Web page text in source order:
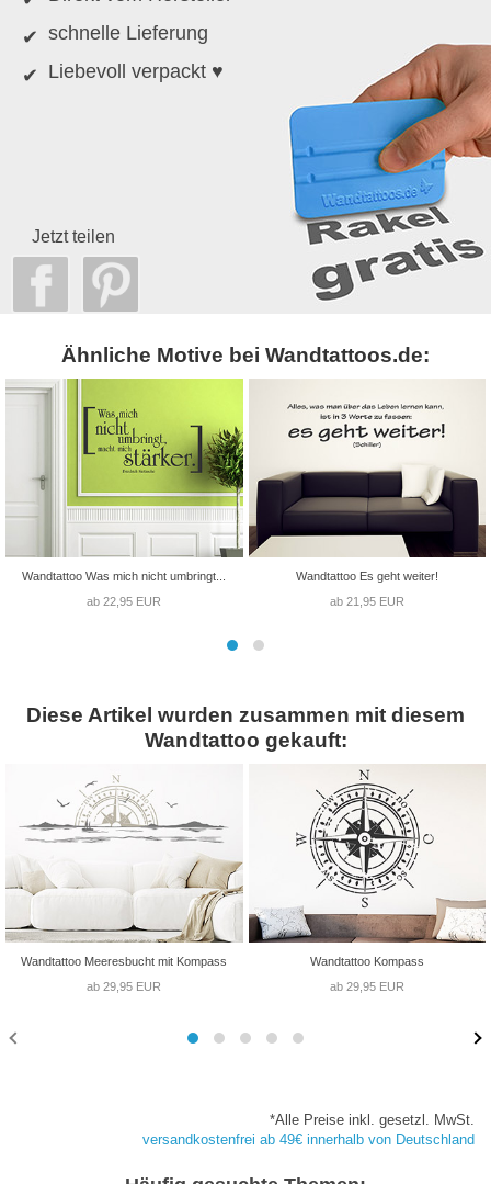
schnelle Lieferung
Liebevoll verpackt ♥
Jetzt teilen
Ähnliche Motive bei Wandtattoos.de:
Wandtattoo Was mich nicht umbringt...
ab 22,95 EUR
Wandtattoo Es geht weiter!
ab 21,95 EUR
Diese Artikel wurden zusammen mit diesem
Wandtattoo gekauft:
Wandtattoo Meeresbucht mit Kompass
ab 29,95 EUR
Wandtattoo Kompass
ab 29,95 EUR
*Alle Preise inkl. gesetzl. MwSt.
versandkostenfrei ab 49€ innerhalb von Deutschland